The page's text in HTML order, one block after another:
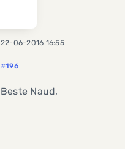
22-06-2016 16:55
#196
Beste Naud,